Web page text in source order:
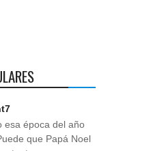
esa época del año
que Papá Noel